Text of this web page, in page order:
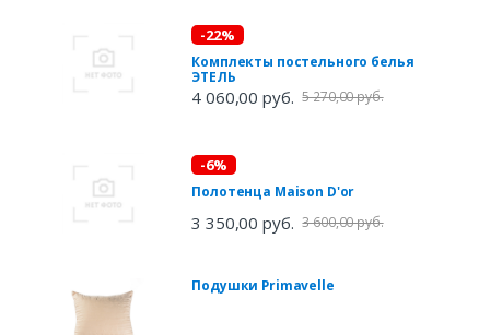
-22%
Комплекты постельного белья
ЭТЕЛЬ
4 060,00 руб. 5 270,00 руб.
-6%
Полотенца Maison D'or
3 350,00 руб. 3 600,00 руб.
Подушки Primavelle